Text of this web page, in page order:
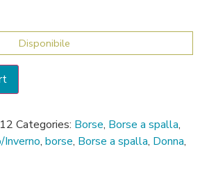
Disponibile
Categories: Borse, Borse a spalla,
Inverno, borse, Borse a spalla, Donna,